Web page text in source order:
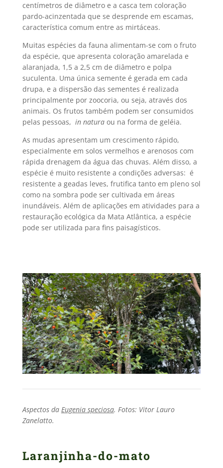
centímetros de diâmetro e a casca tem coloração
pardo-acinzentada que se desprende em escamas,
característica comum entre as mirtáceas.
Muitas espécies da fauna alimentam-se com o fruto
da espécie, que apresenta coloração amarelada e
alaranjada, 1,5 a 2,5 cm de diâmetro e polpa
suculenta. Uma única semente é gerada em cada
drupa, e a dispersão das sementes é realizada
principalmente por zoocoria, ou seja, através dos
animais. Os frutos também podem ser consumidos
pelas pessoas, in naturaou na forma de geléia.
As mudas apresentam um crescimento rápido,
especialmente em solos vermelhos e arenosos com
rápida drenagem da água das chuvas. Além disso, a
espécie é muito resistente a condições adversas: é
resistente a geadas leves, frutifica tanto em pleno sol
como na sombra pode ser cultivada em áreas
inundáveis. Além de aplicações em atividades para a
restauração ecológica da Mata Atlântica, a espécie
pode ser utilizada para fins paisagísticos.
Aspectos da Eugenia speciosa. Fotos: Vitor Lauro
Zanelatto.
Laranjinha-do-mato